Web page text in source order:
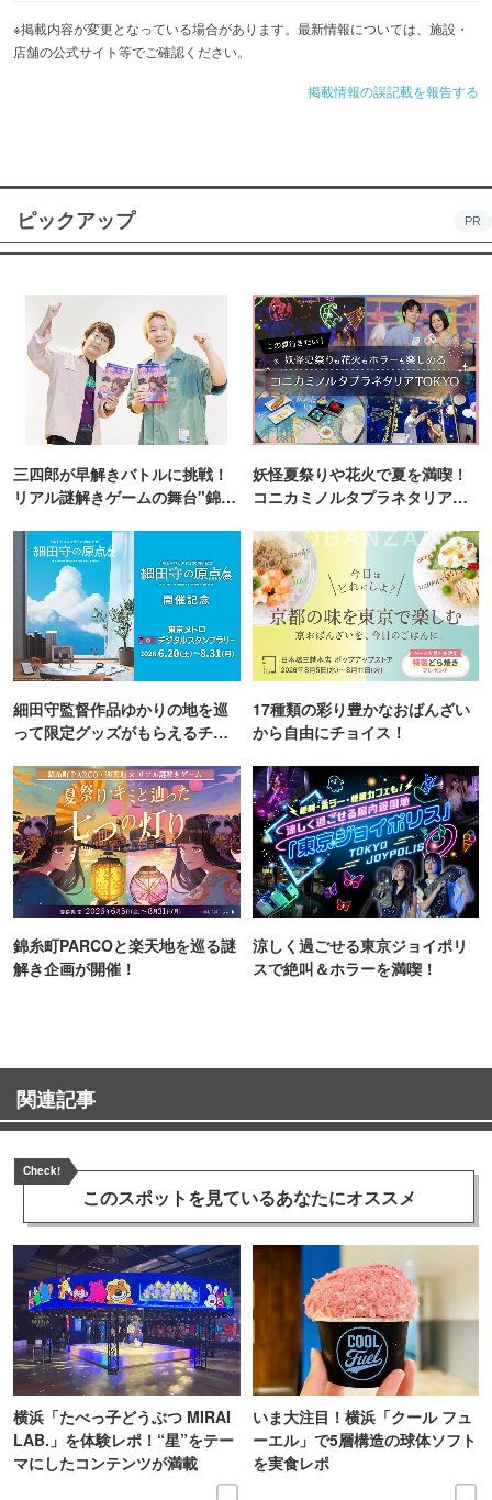
※掲載内容が変更となっている場合があります。最新情報については、施設・
店舗の公式サイト等でご確認ください。
掲載情報の誤記載を報告する
ピックアップ PR
三四郎が早解きバトルに挑戦！
リアル謎解きゲームの舞台"錦糸
妖怪夏祭りや花火で夏を満喫！
コニカミノルタプラネタリア
細田守監督作品ゆかりの地を巡
って限定グッズがもらえるチャ
17種類の彩り豊かなおばんざい
から自由にチョイス！
錦糸町PARCOと楽天地を巡る謎
解き企画が開催！
涼しく過ごせる東京ジョイポリ
スで絶叫＆ホラーを満喫！
関連記事
Check!
このスポットを見ているあなたにオススメ
横浜「たべっ子どうぶつ MIRAI
LAB.」を体験レポ！“星”をテー
マにしたコンテンツが満載
いま大注目！横浜「クール フュ
ーエル」で5層構造の球体ソフト
を実食レポ